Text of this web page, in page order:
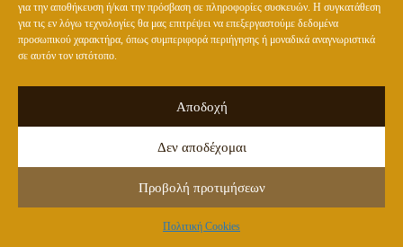
για την αποθήκευση ή/και την πρόσβαση σε πληροφορίες συσκευών. Η συγκατάθεση
για τις εν λόγω τεχνολογίες θα μας επιτρέψει να επεξεργαστούμε δεδομένα
προσωπικού χαρακτήρα, όπως συμπεριφορά περιήγησης ή μοναδικά αναγνωριστικά
σε αυτόν τον ιστότοπο.
Αποδοχή
Δεν αποδέχομαι
Προβολή προτιμήσεων
Πολιτική Cookies
ΤΙ ΣΗΜΑΙΝΕΙ Ο ΟΡΟΣ: «ΥΙΟΣ ΤΟΥ ΑΝΘΡΩΠΟΥ»;